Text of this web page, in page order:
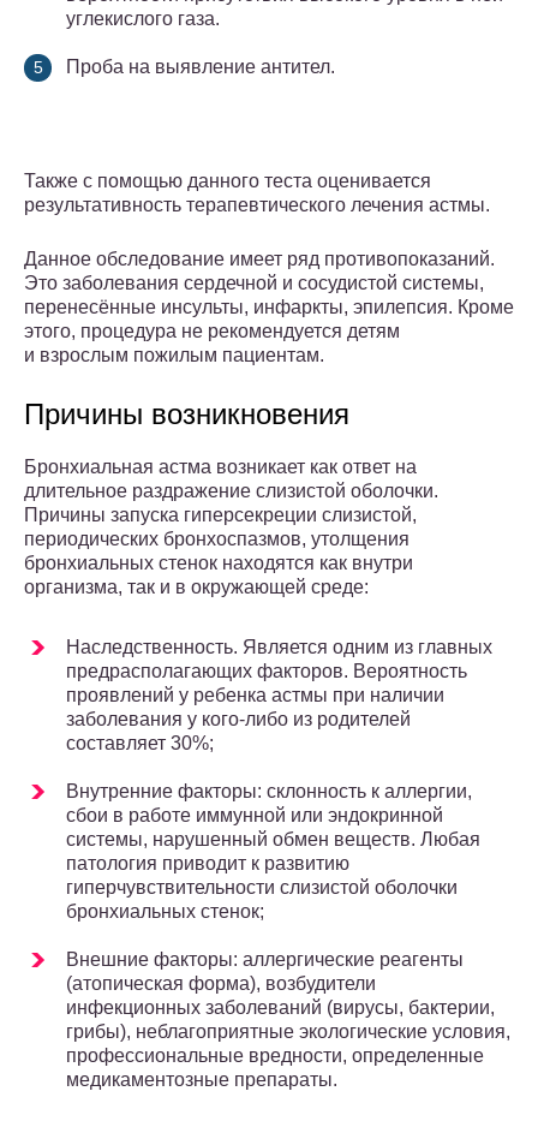
углекислого газа.
Проба на выявление антител.
Также с помощью данного теста оценивается
результативность терапевтического лечения астмы.
Данное обследование имеет ряд противопоказаний.
Это заболевания сердечной и сосудистой системы,
перенесённые инсульты, инфаркты, эпилепсия. Кроме
этого, процедура не рекомендуется детям
и взрослым пожилым пациентам.
Причины возникновения
Бронхиальная астма возникает как ответ на
длительное раздражение слизистой оболочки.
Причины запуска гиперсекреции слизистой,
периодических бронхоспазмов, утолщения
бронхиальных стенок находятся как внутри
организма, так и в окружающей среде:
Наследственность. Является одним из главных
предрасполагающих факторов. Вероятность
проявлений у ребенка астмы при наличии
заболевания у кого-либо из родителей
составляет 30%;
Внутренние факторы: склонность к аллергии,
сбои в работе иммунной или эндокринной
системы, нарушенный обмен веществ. Любая
патология приводит к развитию
гиперчувствительности слизистой оболочки
бронхиальных стенок;
Внешние факторы: аллергические реагенты
(атопическая форма), возбудители
инфекционных заболеваний (вирусы, бактерии,
грибы), неблагоприятные экологические условия,
профессиональные вредности, определенные
медикаментозные препараты.